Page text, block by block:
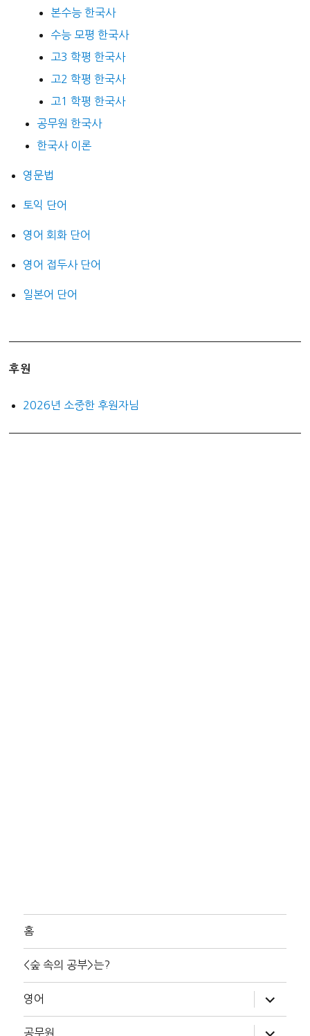
본수능 한국사
수능 모평 한국사
고3 학평 한국사
고2 학평 한국사
고1 학평 한국사
공무원 한국사
한국사 이론
영문법
토익 단어
영어 회화 단어
영어 접두사 단어
일본어 단어
후원
2026년 소중한 후원자님
홈
<숲 속의 공부>는?
영어
위
메
공무원